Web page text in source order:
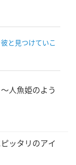
と見つけていこ
人魚姫のよう
ッタリのアイ